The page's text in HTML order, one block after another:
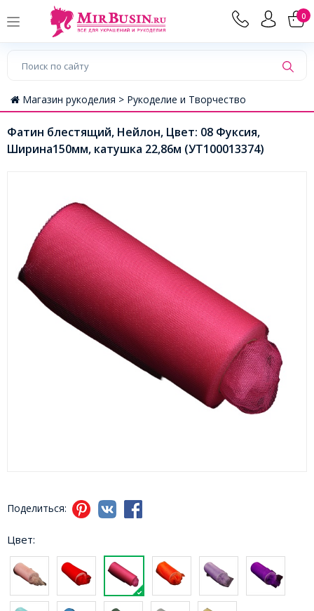
0
Магазин рукоделия > Рукоделие и Творчество
Фатин блестящий, Нейлон, Цвет: 08 Фуксия,
Ширина150мм, катушка 22,86м (УТ100013374)
Поделиться:
Цвет: